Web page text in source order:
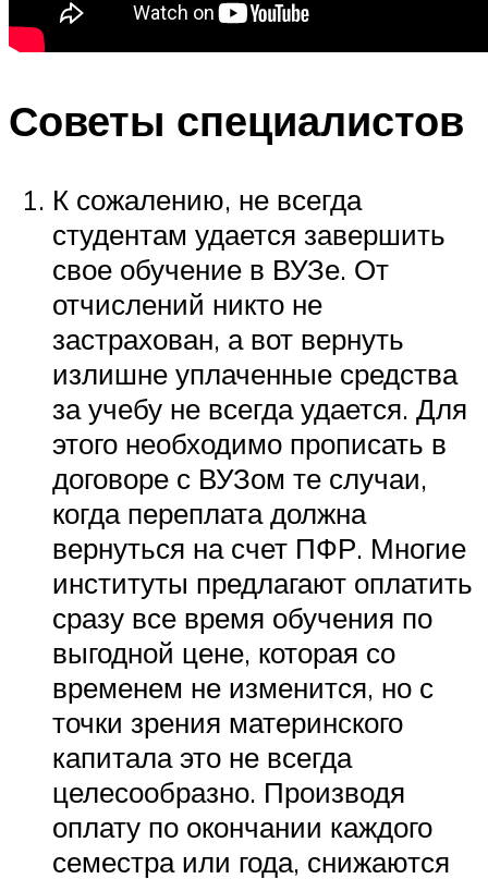
Советы специалистов
К сожалению, не всегда
студентам удается завершить
свое обучение в ВУЗе. От
отчислений никто не
застрахован, а вот вернуть
излишне уплаченные средства
за учебу не всегда удается. Для
этого необходимо прописать в
договоре с ВУЗом те случаи,
когда переплата должна
вернуться на счет ПФР. Многие
институты предлагают оплатить
сразу все время обучения по
выгодной цене, которая со
временем не изменится, но с
точки зрения материнского
капитала это не всегда
целесообразно. Производя
оплату по окончании каждого
семестра или года, снижаются